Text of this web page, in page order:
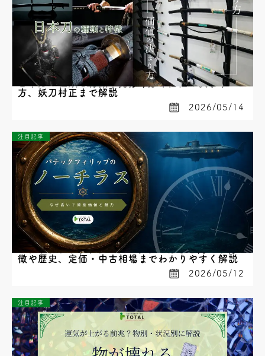
日本刀の種類と特徴｜見分け方や価値の決まり
方、妖刀村正まで解説
2026/05/14
注目記事
パテックフィリップのノーチラスはなぜ高い？特
徴や歴史、定価・中古相場までわかりやすく解説
2026/05/12
注目記事